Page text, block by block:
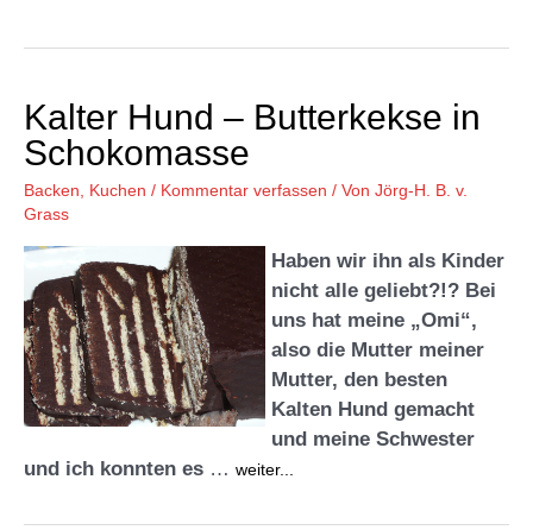
Kalter Hund – Butterkekse in
Schokomasse
Backen Kuchen / Kommentar verfassen / Von Jörg-H. B. v.
Grass
Haben wir ihn als Kinder
nicht alle geliebt?!? Bei
uns hat meine „Omi“,
also die Mutter meiner
Mutter, den besten
Kalten Hund gemacht
und meine Schwester
und ich konnten es … weiter...